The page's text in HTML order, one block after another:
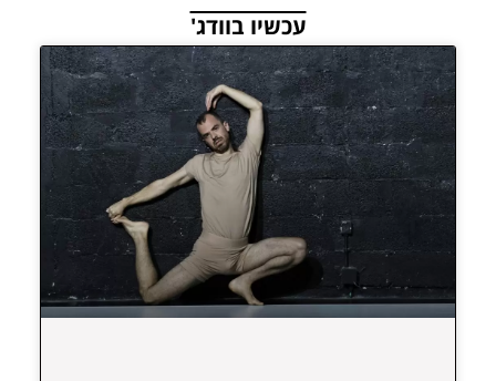
עכשיו בוודג'